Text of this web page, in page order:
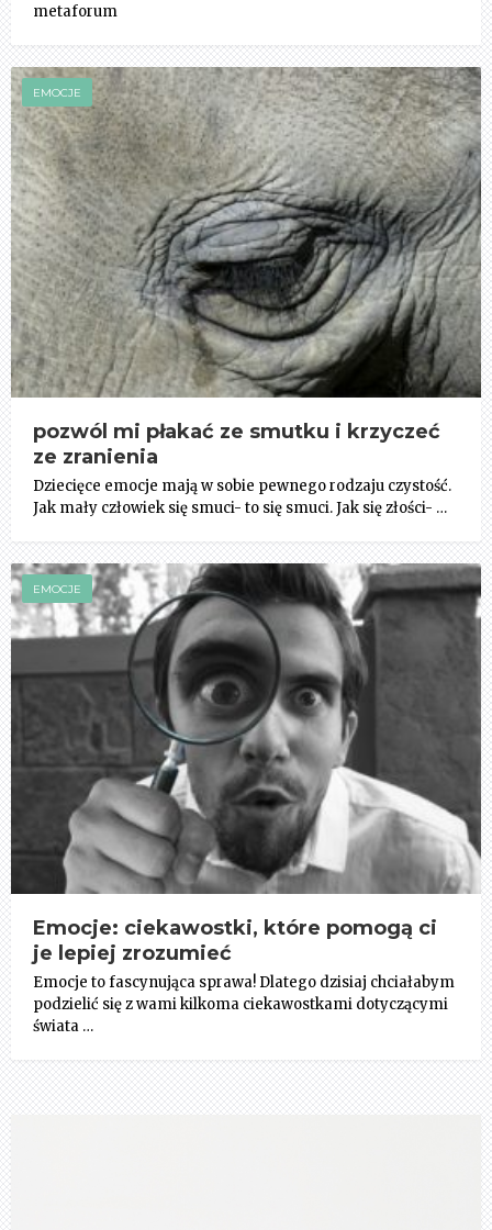
metaforum
EMOCJE
pozwól mi płakać ze smutku i krzyczeć
ze zranienia
Dziecięce emocje mają w sobie pewnego rodzaju czystość.
Jak mały człowiek się smuci- to się smuci. Jak się złości- …
EMOCJE
Emocje: ciekawostki, które pomogą ci
je lepiej zrozumieć
Emocje to fascynująca sprawa! Dlatego dzisiaj chciałabym
podzielić się z wami kilkoma ciekawostkami dotyczącymi
świata …